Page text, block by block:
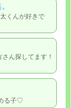
くんが好きで
ん探してます！
る子♡